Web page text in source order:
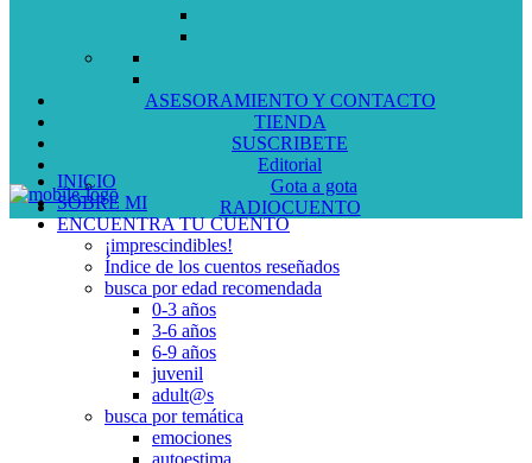
ASESORAMIENTO Y CONTACTO
TIENDA
SUSCRIBETE
Editorial
Gota a gota
RADIOCUENTO
INICIO
SOBRE MI
ENCUENTRA TU CUENTO
¡imprescindibles!
Índice de los cuentos reseñados
busca por edad recomendada
0-3 años
3-6 años
6-9 años
juvenil
adult@s
busca por temática
emociones
autoestima